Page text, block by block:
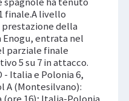
finale.A livello
prestazione della
Enogu, entrata nel
parziale finale
5 su 7 in attacco.
- Italia e Polonia 6,
A (Montesilvano):